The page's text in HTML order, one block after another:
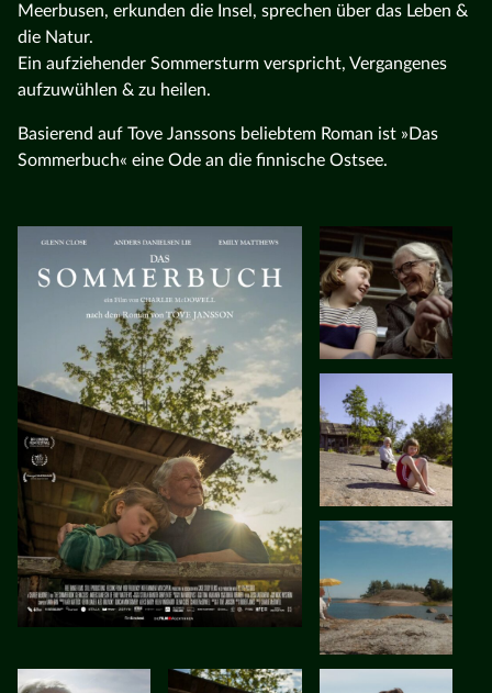
Meerbusen, erkunden die Insel, sprechen über das Leben &
die Natur.
Ein aufziehender Sommersturm verspricht, Vergangenes
aufzuwühlen & zu heilen.
Basierend auf Tove Janssons beliebtem Roman ist »Das
Sommerbuch« eine Ode an die finnische Ostsee.